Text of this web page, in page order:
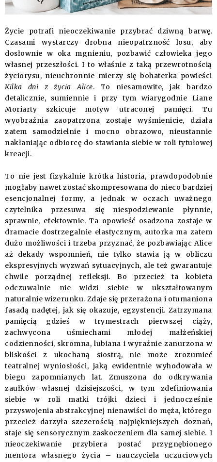
Życie potrafi nieoczekiwanie przybrać dziwną barwę.
Czasami wystarczy drobna nieopatrzność losu, aby
dosłownie w oka mgnieniu, pozbawić człowieka jego
własnej przeszłości. I to właśnie z taką przewrotnością
życiorysu, nieuchronnie mierzy się bohaterka powieści
Kilka dni z życia Alice. To niesamowite, jak bardzo
detalicznie, sumiennie i przy tym wiarygodnie Liane
Moriarty szkicuje motyw utraconej pamięci. Tu
wyobraźnia zaopatrzona zostaje wyśmienicie, działa
zatem samodzielnie i mocno obrazowo, nieustannie
nakłaniając odbiorcę do stawiania siebie w roli tytułowej
kreacji.
To nie jest fizykalnie krótka historia, prawdopodobnie
mogłaby nawet zostać skompresowana do nieco bardziej
esencjonalnej formy, a jednak w oczach uważnego
czytelnika przesuwa się niespodziewanie płynnie,
sprawnie, efektownie. Ta opowieść osadzona zostaje w
dramacie dostrzegalnie elastycznym, autorka ma zatem
dużo możliwości i trzeba przyznać, że pozbawiając Alice
aż dekady wspomnień, nie tylko stawia ją w obliczu
ekspresyjnych wyzwań sytuacyjnych, ale też gwarantuje
chwile porządnej refleksji. Bo przecież ta kobieta
odczuwalnie nie widzi siebie w ukształtowanym
naturalnie wizerunku. Zdaje się przerażona i otumaniona
fasadą nadętej, jak się okazuje, egzystencji. Zatrzymana
pamięcią gdzieś w trymestrach pierwszej ciąży,
zachwycona uśmiechami młodej małżeńskiej
codzienności, skromna, lubiana i wyraźnie zanurzona w
bliskości z ukochaną siostrą, nie może zrozumieć
teatralnej wyniosłości, jaką ewidentnie wyhodowała w
biegu zapomnianych lat. Zmuszona do odkrywania
zaułków własnej dzisiejszości, w tym zdefiniowania
siebie w roli matki trójki dzieci i jednocześnie
przyswojenia abstrakcyjnej nienawiści do męża, którego
przecież darzyła szczerością najpiękniejszych doznań,
staje się sensorycznym zaskoczeniem dla samej siebie. I
nieoczekiwanie przybiera postać przygnębionego
mentora własnego życia – nauczyciela uczuciowych